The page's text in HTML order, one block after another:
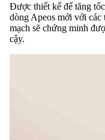
Được thiết kế để tăng
dòng Apeos mới với
mạch sẽ chứng minh
cậy.